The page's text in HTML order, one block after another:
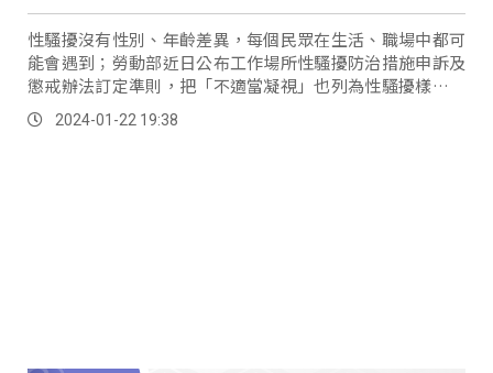
性騷擾沒有性別、年齡差異，每個民眾在生活、職場中都可
能會遇到；勞動部近日公布工作場所性騷擾防治措施申訴及
懲戒辦法訂定準則，把「不適當凝視」也列為性騷擾樣態之
一。2024-01-22 19:38